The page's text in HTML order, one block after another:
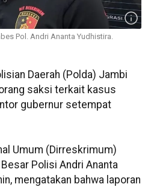
Pol. Andri Ananta Yudhistira.
Daerah (Polda) Jambi
saksi terkait kasus
gubernur setempat
Umum (Dirreskrimum)
Polisi Andri Ananta
mengatakan bahwa laporan